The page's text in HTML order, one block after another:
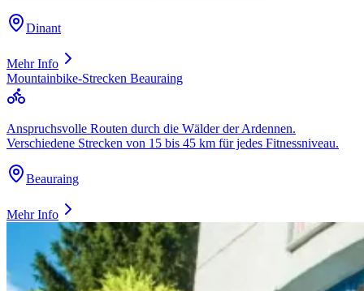
Dinant
Mehr Info
Mountainbike-Strecken Beauraing
Anspruchsvolle Routen durch die Wälder der Ardennen.
Verschiedene Strecken von 15 bis 45 km für jedes Fitnessniveau.
Beauraing
Mehr Info